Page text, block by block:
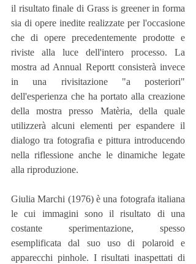
il risultato finale di Grass is greener in forma
sia di opere inedite realizzate per l'occasione
che di opere precedentemente prodotte e
riviste alla luce dell'intero processo. La
mostra ad Annual Reportt consisterà invece
in una rivisitazione "a posteriori"
dell'esperienza che ha portato alla creazione
della mostra presso Matèria, della quale
utilizzerà alcuni elementi per espandere il
dialogo tra fotografia e pittura introducendo
nella riflessione anche le dinamiche legate
alla riproduzione.
Giulia Marchi (1976) è una fotografa italiana
le cui immagini sono il risultato di una
costante sperimentazione, spesso
esemplificata dal suo uso di polaroid e
apparecchi pinhole. I risultati inaspettati di